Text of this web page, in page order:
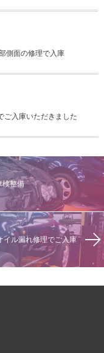
側面の修理で入庫
ご入庫いただきました
検整備
イル漏れ修理でご入庫